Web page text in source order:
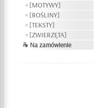
[MOTYWY]
[ROŚLINY]
[TEKSTY]
[ZWIERZĘTA]
❧ Na zamówienie